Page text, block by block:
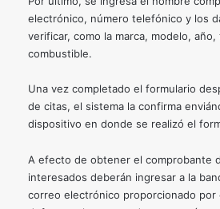
electrónico, número telefónico y los
verificar, como la marca, modelo,
combustible.
Una vez completado el formulario
de citas, el sistema la confirma
dispositivo en donde se realizó el
A efecto de obtener el comprobante
interesados deberán ingresar a la
correo electrónico proporcionado por